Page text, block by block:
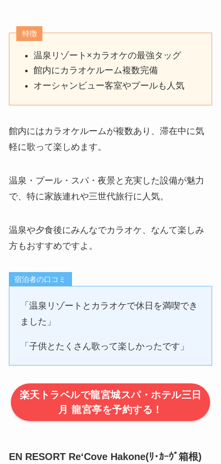
特徴
温泉リゾート×カラオケの最強タッグ
館内にカラオケルーム複数完備
オーシャンビュー客室やプールも人気
館内にはカラオケルームが複数あり、滞在中に気
軽に歌って楽しめます。
温泉・プール・スパ・夜景と充実した設備が魅力
で、特に家族連れや三世代旅行に人気。
温泉や夕食後にみんなでカラオケ、なんて楽しみ
方もおすすめですよ。
宿泊者の口コミ
「温泉リゾートとカラオケで休日を満喫でき
ました」
「子供とたくさん歌って楽しかったです」
楽天トラベルで龍宮城スパ・ホテル三日
月 龍宮亭を予約する！
EN RESORT Re‘Cove Hakone(ﾘ･ｶｰｳﾞ箱根)